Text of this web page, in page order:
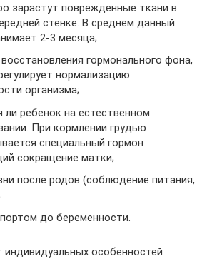
зарастут поврежденные ткани в
стенке. В среднем данный
2-3 месяца;
гормонального фона,
нормализацию
организма;
ли ребенок на естественном
При кормлении грудью
специальный гормон
сокращение матки;
после родов (соблюдение питания,
до беременности.
индивидуальных особенностей